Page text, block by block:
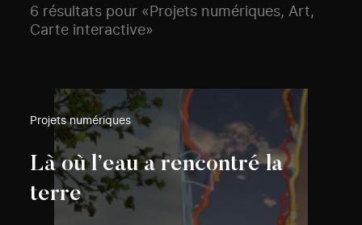
6 résultats pour «Projets numériques, Art,
Carte interactive»
Projets numériques
Là où l’eau a rencontré la
terre